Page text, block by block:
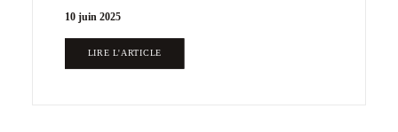
10 juin 2025
LIRE L'ARTICLE